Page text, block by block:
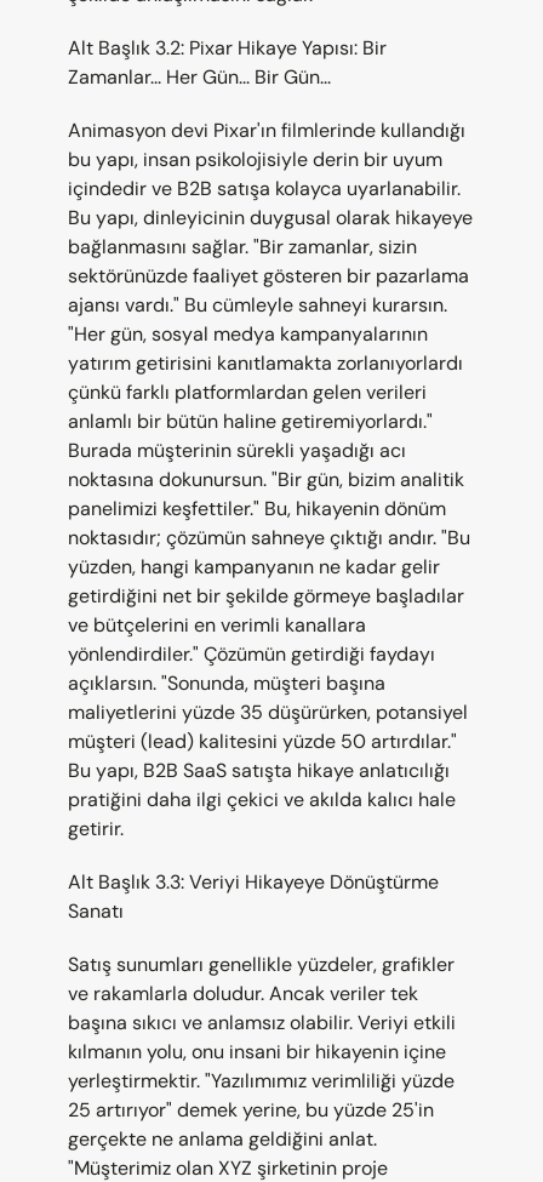
Alt Başlık 3.2: Pixar Hikaye Yapısı: Bir
Zamanlar... Her Gün... Bir Gün...
Animasyon devi Pixar'ın filmlerinde kullandığı
bu yapı, insan psikolojisiyle derin bir uyum
içindedir ve B2B satışa kolayca uyarlanabilir.
Bu yapı, dinleyicinin duygusal olarak hikayeye
bağlanmasını sağlar. "Bir zamanlar, sizin
sektörünüzde faaliyet gösteren bir pazarlama
ajansı vardı." Bu cümleyle sahneyi kurarsın.
"Her gün, sosyal medya kampanyalarının
yatırım getirisini kanıtlamakta zorlanıyorlardı
çünkü farklı platformlardan gelen verileri
anlamlı bir bütün haline getiremiyorlardı."
Burada müşterinin sürekli yaşadığı acı
noktasına dokunursun. "Bir gün, bizim analitik
panelimizi keşfettiler." Bu, hikayenin dönüm
noktasıdır; çözümün sahneye çıktığı andır. "Bu
yüzden, hangi kampanyanın ne kadar gelir
getirdiğini net bir şekilde görmeye başladılar
ve bütçelerini en verimli kanallara
yönlendirdiler." Çözümün getirdiği faydayı
açıklarsın. "Sonunda, müşteri başına
maliyetlerini yüzde 35 düşürürken, potansiyel
müşteri (lead) kalitesini yüzde 50 artırdılar."
Bu yapı, B2B SaaS satışta hikaye anlatıcılığı
pratiğini daha ilgi çekici ve akılda kalıcı hale
getirir.
Alt Başlık 3.3: Veriyi Hikayeye Dönüştürme
Sanatı
Satış sunumları genellikle yüzdeler, grafikler
ve rakamlarla doludur. Ancak veriler tek
başına sıkıcı ve anlamsız olabilir. Veriyi etkili
kılmanın yolu, onu insani bir hikayenin içine
yerleştirmektir. "Yazılımımız verimliliği yüzde
25 artırıyor" demek yerine, bu yüzde 25'in
gerçekte ne anlama geldiğini anlat.
"Müşterimiz olan XYZ şirketinin proje